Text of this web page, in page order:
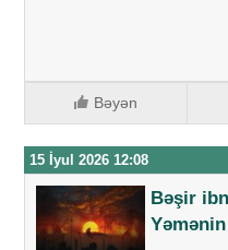
Bəyən
15 İyul 2026 12:08
Bəşir